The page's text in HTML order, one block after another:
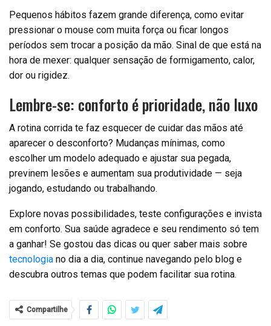
Pequenos hábitos fazem grande diferença, como evitar
pressionar o mouse com muita força ou ficar longos
períodos sem trocar a posição da mão. Sinal de que está na
hora de mexer: qualquer sensação de formigamento, calor,
dor ou rigidez.
Lembre-se: conforto é prioridade, não luxo
A rotina corrida te faz esquecer de cuidar das mãos até
aparecer o desconforto? Mudanças mínimas, como
escolher um modelo adequado e ajustar sua pegada,
previnem lesões e aumentam sua produtividade — seja
jogando, estudando ou trabalhando.
Explore novas possibilidades, teste configurações e invista
em conforto. Sua saúde agradece e seu rendimento só tem
a ganhar! Se gostou das dicas ou quer saber mais sobre
tecnologia no dia a dia, continue navegando pelo blog e
descubra outros temas que podem facilitar sua rotina.
Compartilhe